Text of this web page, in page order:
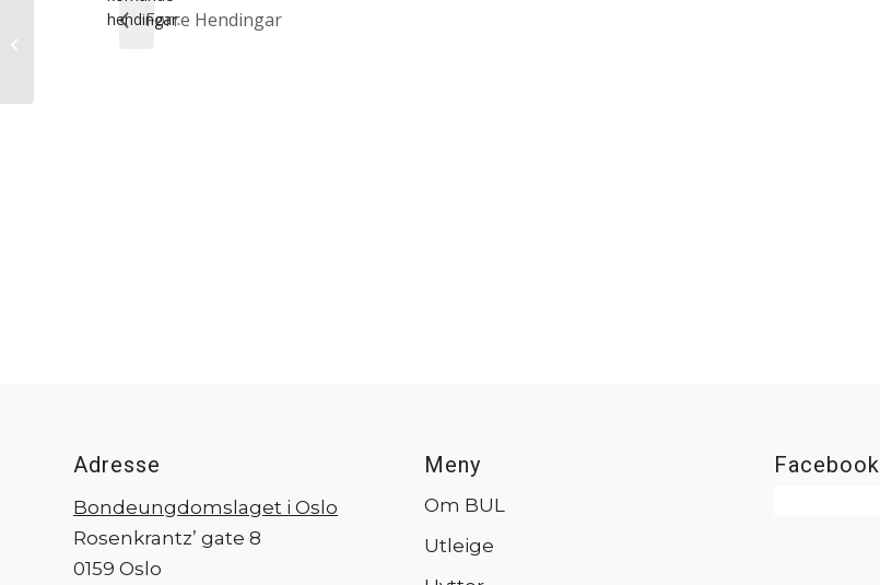
hendingar.
Førre Hendingar
Adresse
Bondeungdomslaget i Oslo
Rosenkrantz’ gate 8
0159 Oslo
Meny
Om BUL
Utleige
Facebook